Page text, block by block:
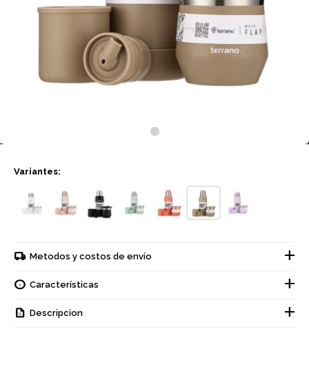
Variantes:
Metodos y costos de envío
Características
Descripcion